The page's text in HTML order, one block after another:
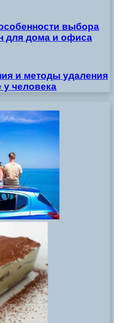
выбора
для дома и офиса
и методы удаления
у человека